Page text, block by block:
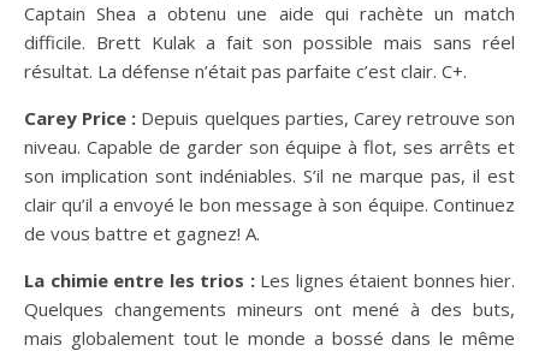
Captain Shea a obtenu une aide qui rachète un match
difficile. Brett Kulak a fait son possible mais sans réel
résultat. La défense n’était pas parfaite c’est clair. C+.
Carey Price : Depuis quelques parties, Carey retrouve son
niveau. Capable de garder son équipe à flot, ses arrêts et
son implication sont indéniables. S’il ne marque pas, il est
clair qu’il a envoyé le bon message à son équipe. Continuez
de vous battre et gagnez! A.
La chimie entre les trios :Les lignes étaient bonnes hier.
Quelques changements mineurs ont mené à des buts,
mais globalement tout le monde a bossé dans le même